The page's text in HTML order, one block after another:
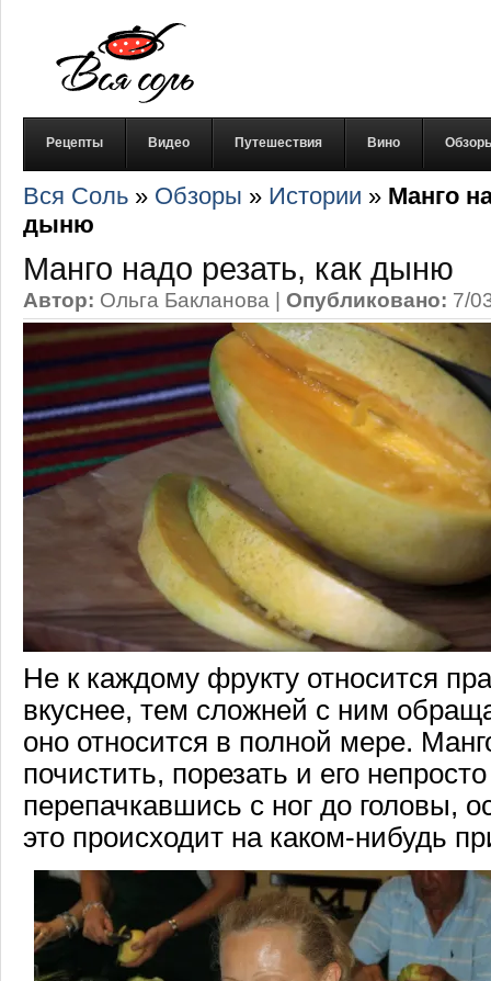
Рецепты Видео Путешествия Вино
Вся Соль » Обзоры » Истории » Манго
дыню
Манго надо резать, как дыню
Автор: Ольга Бакланова | Опубликовано: 7/
Не к каждому фрукту относится
вкуснее, тем сложней с ним
оно относится в полной мере.
почистить, порезать и его
перепачкавшись с ног до головы,
это происходит на каком-нибудь